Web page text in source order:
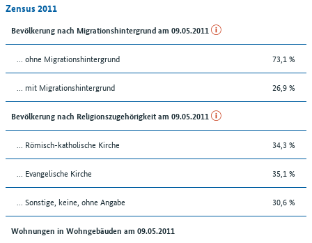
Zensus 2011
Bevölkerung nach Migrationshintergrund am 09.05.2011
... ohne Migrationshintergrund 73,1 %
... mit Migrationshintergrund 26,9 %
Bevölkerung nach Religionszugehörigkeit am 09.05.2011
... Römisch-katholische Kirche 34,3 %
... Evangelische Kirche 35,1 %
... Sonstige, keine, ohne Angabe 30,6 %
Wohnungen in Wohngebäuden am 09.05.2011